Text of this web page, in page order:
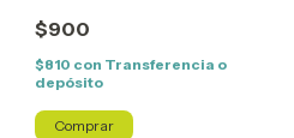
$900
$810 con Transferencia o
depósito